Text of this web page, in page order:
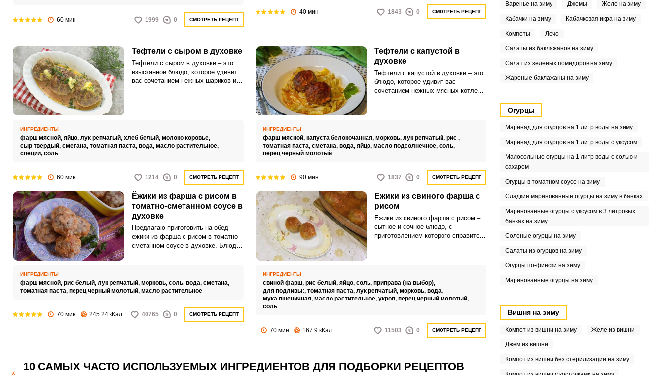
60 мин 1999 0 СМОТРЕТЬ РЕЦЕПТ
40 мин 1843 0 СМОТРЕТЬ РЕЦЕПТ
Тефтели с сыром в духовке
Тефтели с сыром в духовке – это
изысканное блюдо, которое удивит
вас сочетанием нежных шариков из
ИНГРЕДИЕНТЫ
фарш мясной, яйцо, лук репчатый, хлеб белый, молоко коровье,
сыр твердый, сметана, томатная паста, вода, масло растительное,
специи, соль
60 мин 1214 0 СМОТРЕТЬ РЕЦЕПТ
Тефтели с капустой в
духовке
Тефтели с капустой в духовке – это
блюдо, которое удивит вас
сочетанием нежных мясных котлет и
ароматов.
ИНГРЕДИЕНТЫ
фарш мясной, капуста белокочанная, морковь, лук репчатый, рис ,
томатная паста, сметана, вода, яйцо, масло подсолнечное, соль,
перец чёрный молотый
90 мин 1837 0 СМОТРЕТЬ РЕЦЕПТ
Ёжики из фарша с рисом в
томатно-сметанном соусе в
духовке
Предлагаю приготовить на обед
ежики из фарша с рисом в томатно-
сметанном соусе в духовке. Блюдо
ИНГРЕДИЕНТЫ
фарш мясной, рис белый, лук репчатый, морковь, соль, вода, сметана,
томатная паста, перец черный молотый, масло растительное
70 мин 245.24 кКал 40765 0 СМОТРЕТЬ РЕЦЕПТ
Ежики из свиного фарша с
рисом
Ежики из свиного фарша с рисом –
сытное и сочное блюдо, с
приготовлением которого справится
ИНГРЕДИЕНТЫ
свиной фарш, рис белый, яйцо, соль, приправа (на выбор),
для подливы:, томатная паста, лук репчатый, морковь, вода,
мука пшеничная, масло растительное, укроп, перец черный молотый,
соль
70 мин 167.9 кКал 11503 0 СМОТРЕТЬ РЕЦЕПТ
10 САМЫХ ЧАСТО ИСПОЛЬЗУЕМЫХ ИНГРЕДИЕНТОВ ДЛЯ ПОДБОРКИ РЕЦЕПТОВ
Варенье на зиму Джемы Желе на зиму
Кабачки на зиму Кабачковая икра на зиму
Компоты Лечо
Салаты из баклажанов на зиму
Салат из зеленых помидоров на зиму
Жареные баклажаны на зиму
Огурцы
Маринад для огурцов на 1 литр воды на зиму
Маринад для огурцов на 1 литр воды с уксусом
Малосольные огурцы на 1 литр воды с солью и
сахаром
Огурцы в томатном соусе на зиму
Сладкие маринованные огурцы на зиму в банках
Маринованные огурцы с уксусом в 3 литровых
банках на зиму
Соленые огурцы на зиму
Салаты из огурцов на зиму
Огурцы по-фински на зиму
Маринованные огурцы на зиму
Вишня на зиму
Компот из вишни на зиму Желе из вишни
Джем из вишни
Компот из вишни без стерилизации на зиму